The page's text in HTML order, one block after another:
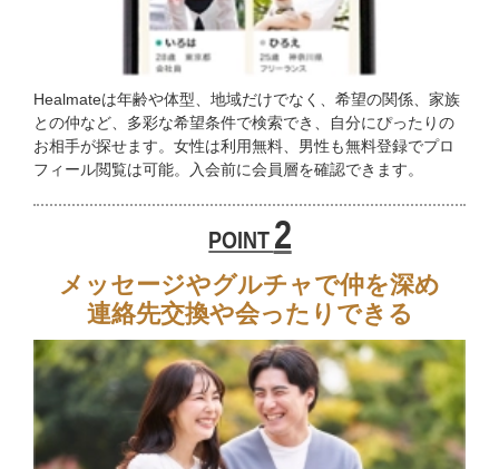
Healmateは年齢や体型、地域だけでなく、希望の関係、家族
との仲など、多彩な希望条件で検索でき、自分にぴったりの
お相手が探せます。女性は利用無料、男性も無料登録でプロ
フィール閲覧は可能。入会前に会員層を確認できます。
POINT 2
メッセージやグルチャで仲を深め
連絡先交換や会ったりできる